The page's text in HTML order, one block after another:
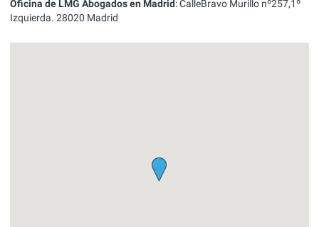
Oficina de LMG Abogados en Madrid:CalleBravo Murillo nº257,1º
Izquierda. 28020 Madrid